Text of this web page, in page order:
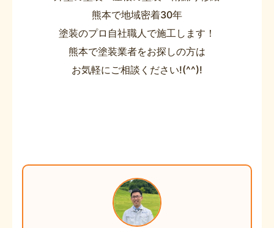
熊本で地域密着30年
塗装のプロ自社職人で施工します！
熊本で塗装業者をお探しの方は
お気軽にご相談ください!(^^)!